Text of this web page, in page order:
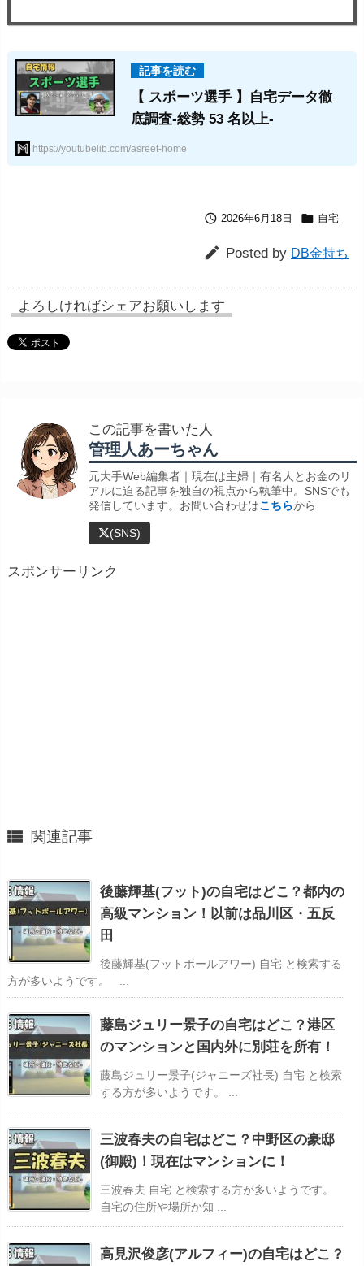
【 スポーツ選手 】自宅データ徹
底調査-総勢 53 名以上-
https://youtubelib.com/asreet-home
 2026年6月18日  自宅
 Posted by DB金持ち
よろしければシェアお願いします
この記事を書いた人
管理人あーちゃん
元大手Web編集者｜現在は主婦｜有名人とお金のリ
アルに迫る記事を独自の視点から執筆中。SNSでも
発信しています。お問い合わせはこちらから
(SNS)
スポンサーリンク
 関連記事
後藤輝基(フット)の自宅はどこ？都内の
高級マンション！以前は品川区・五反
田
後藤輝基(フットボールアワー) 自宅 と検索する
方が多いようです。 ...
藤島ジュリー景子の自宅はどこ？港区
のマンションと国内外に別荘を所有！
藤島ジュリー景子(ジャニーズ社長) 自宅 と検索
する方が多いようです。 ...
三波春夫の自宅はどこ？中野区の豪邸
(御殿)！現在はマンションに！
三波春夫 自宅 と検索する方が多いようです。
自宅の住所や場所か知 ...
高見沢俊彦(アルフィー)の自宅はどこ？